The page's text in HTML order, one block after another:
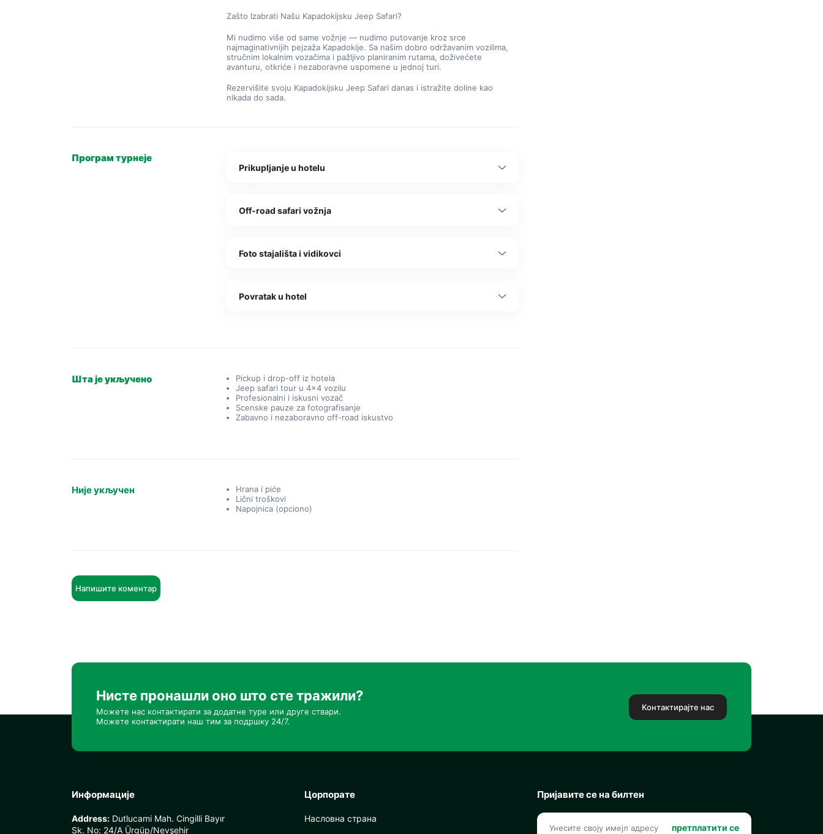
Zašto Izabrati Našu Kapadokijsku Jeep Safari?
Mi nudimo više od same vožnje — nudimo putovanje kroz srce
najmaginativnijih pejzaža Kapadokije. Sa našim dobro održavanim vozilima,
stručnim lokalnim vozačima i pažljivo planiranim rutama, doživećete
avanturu, otkriće i nezaboravne uspomene u jednoj turi.
Rezervišite svoju Kapadokijsku Jeep Safari danas i istražite doline kao
nikada do sada.
Програм турнеје
Prikupljanje u hotelu
Off-road safari vožnja
Foto stajališta i vidikovci
Povratak u hotel
Шта је укључено
Pickup i drop-off iz hotela
Jeep safari tour u 4×4 vozilu
Profesionalni i iskusni vozač
Scenske pauze za fotografisanje
Zabavno i nezaboravno off-road iskustvo
Није укључен
Hrana i piće
Lični troškovi
Napojnica (opciono)
Напишите коментар
Нисте пронашли оно што сте тражили?
Можете нас контактирати за додатне туре или друге ствари.
Можете контактирати наш тим за подршку 24/7.
Контактирајте нас
Информације
Address: Dutlucami Mah. Cingilli Bayır
Sk. No: 24/A Ürgüp/Nevşehir
Цорпорате
Насловна страна
Пријавите се на билтен
претплатити се